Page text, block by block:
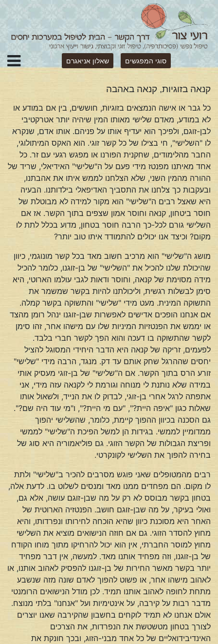
סוגי המפגשים שאלון אניאגרם
קנאה בזוגיות, קנאה באהבה
כל גבר או אישה הנמצאים בזוגיות, חוששים, בין אם במודע או
לא במודע, מאדם שלישי מאותו המין שיהיה יותר אטרקטיבי
לבן-זוגם, ולפיכך הוא יעדיף אותו על פניהם. אותו אדם, שנקרא
לו "השלישי", חי בצילו של כל קשר זוגי. הוא האקס המיתולוגי,
החבר מהלימודים, שחקנית הפורנו או מפגש רגעי עם זר. כל
אחד מאיתנו מפנטז מידי פעם על ה"שלישי" האידיאלי, שריד של
ההורה מהמין השני, שלא הצלחנו לממש איתו את אהבתנו,
ובעקבות כך צלחנו את התסביך האדיפאלי בילדותנו. הבעיה
היא שאצל רבים ה"שלישי" הוא מקור למידה לא מבוטלת של
חוסר ביטחון, קנאה וחוסר אמון שצפים בתוך הקשר. אז אם
השלישי גורם לכל-כך הרבה חוסר בטחון, מדוע בכלל לתת לו
מקום? וכיצד אנו יכולים להתמודד איתו טוב יותר?
מושג ה"שלישי" הוא מרכיב חשוב מאד בכל קשר מונוגמי, כיוון
שהיכולת שלנו להכיל את "השלישי" של בן-זוגנו, כלומר להכיל
מידה מסוימת של קנאה, וחוסר ודאות לגבי עולמו הארוטי, היא
סימן לבשלות רגשית, וליכולתנו להיות בקשר שמשמר את
התשוקה המינית. מעט מידי "שלישי" והתשוקה בקשר קמלה.
אם אנחנו הופכים אדישים לאפשרות שבן-זוגנו ינהל רומן מהצד
או יממש את הפנטזיות המיניות שלו עם מישהו אחר, זהו סימן
לקשר שהתשוקה בו דעכה והוא הפך לקשר חברי בלבד.
לפעמים, זריקה של קנאה היא הדבר היחידי המסוגל להציל
יחסים שההרגל שחק אותם עד דק. מנגד, הרבה מידי "שלישי"
זורע הרס בתוך הקשר. אם ה"שלישי" של בן-זוגי מעסיק אותי
במידה שלא נותנת לי מנוחה וגורמת לי לקנאה עזה מידי, אני
אתפתה לרגל אחרי בן-זוגי, לבדוק לו את הנייד, ולשאול אותו
שאלות כגון "איפה היית?", "עם מי היית?", ו"מי עוד היה שם?".
גם הסכנה בכיוון ההפוך קיימת, כלומר, שהשלישי יהפוך
ממדומיין לממשי. בגידות הן למשל הפיכת ה"שלישי" לממשי
ופריצת הגבולות של הקשר הזוגי. גם פוליאמוריה היא סוג של
בחירה להפוך את השלישי לקונקרטי.
רבים מהמטופלים שאני פוגש מסרבים להכיר ב"שלישי" ולתת
לו מקום. הם מפחדים ממנו מאד ומנסים לשלוט בו. לדעת אלה,
בטחון בקשר מבוסס לא רק על מה שבן-זוגם עושה, אלא גם,
ואולי בעיקר, על מה שבן-זוגם חושב. הפנטזיה הארוטית של
האחר היא מסוכנת כיוון שהיא הוכחה לחירותו ונפרדותו, והיא
מחוץ להסדר הזוגי. גם אם חוזה הנישואים מוציא את השלישי
מחוץ למוסר החברתי, אין הוא יכול להרחיקו מתוך מוחו הקודח
של בן-זוגנו, וזה מפחיד אותנו מאד. למעשה, אין דבר מפחיד
יותר בקשר מאשר החירות של בן-זוגנו להפסיק לאהוב אותנו, או
לאהוב מישהו אחר, או פשוט להפוך לאדם שונה מזה שנשבע
מתחת לחופה לאהוב אותנו תמיד. לכן מודל הנישואים הרומנטי
מדבר רבות על קירבה, על אינטימיות ועל "אנחנו" בלתי מנוצח.
אולם אנחנו לא תמיד לוקחים בחשבון שהקירבה שאנו יוצרים
לצורך בטחון מטשטשת את הנפרדות, את הצרכים
האינדיבידואליים של כל אחד מבני-הזוג, ובכך חונקת את